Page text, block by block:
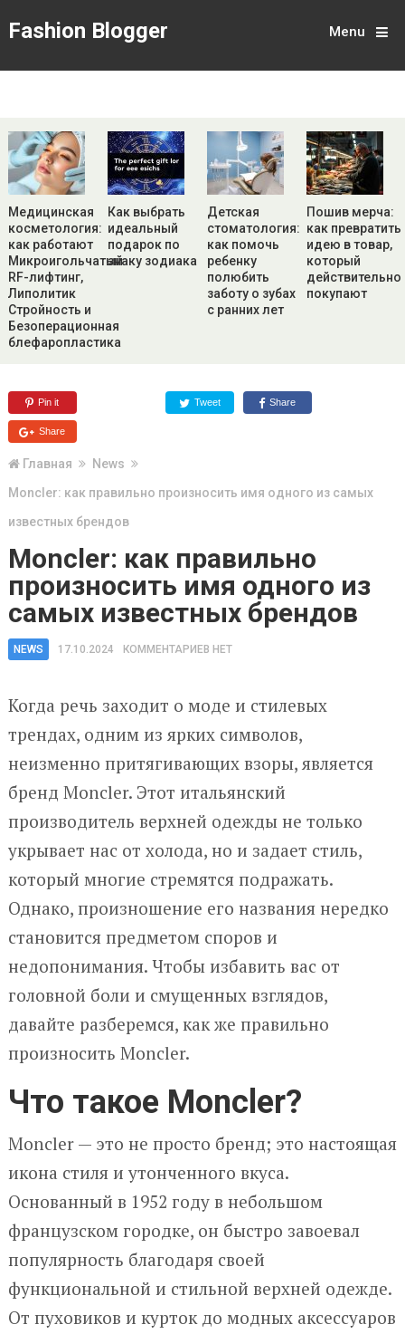
Fashion Blogger Menu
Медицинская
косметология:
как работают
Микроигольчатый
RF-лифтинг,
Липолитик
Стройность и
Безоперационная
блефаропластика
Как выбрать
идеальный
подарок по
знаку зодиака
Детская
стоматология:
как помочь
ребенку
полюбить
заботу о зубах
с ранних лет
Пошив мерча:
как превратить
идею в товар,
который
действительно
покупают
Pin it Tweet Share
Share
Главная
News
Moncler: как правильно произносить имя одного из самых
известных брендов
Moncler: как правильно
произносить имя одного из
самых известных брендов
NEWS 17.10.2024 КОММЕНТАРИЕВ НЕТ
Когда речь заходит о моде и стилевых
трендах, одним из ярких символов,
неизменно притягивающих взоры, является
бренд Moncler. Этот итальянский
производитель верхней одежды не только
укрывает нас от холода, но и задает стиль,
который многие стремятся подражать.
Однако, произношение его названия нередко
становится предметом споров и
недопонимания. Чтобы избавить вас от
головной боли и смущенных взглядов,
давайте разберемся, как же правильно
произносить Moncler.
Что такое Moncler?
Moncler — это не просто бренд; это настоящая
икона стиля и утонченного вкуса.
Основанный в 1952 году в небольшом
французском городке, он быстро завоевал
популярность благодаря своей
функциональной и стильной верхней одежде.
От пуховиков и курток до модных аксессуаров